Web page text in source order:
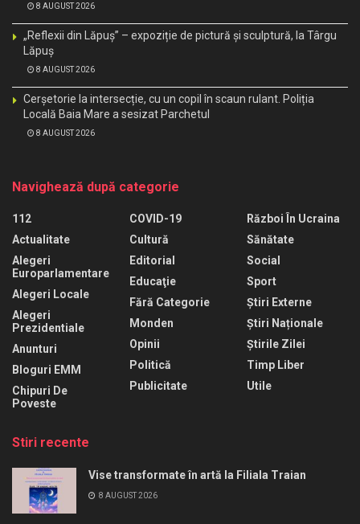
8 AUGUST 2026
„Reflexii din Lăpuș” – expoziție de pictură și sculptură, la Târgu
Lăpuș
8 AUGUST 2026
Cerșetorie la intersecție, cu un copil în scaun rulant. Poliția
Locală Baia Mare a sesizat Parchetul
8 AUGUST 2026
Navighează după categorie
112
Actualitate
Alegeri
Europarlamentare
Alegeri Locale
Alegeri
Prezidentiale
Anunturi
Bloguri EMM
Chipuri De
Poveste
COVID-19
Cultură
Editorial
Educaţie
Fără Categorie
Monden
Opinii
Politică
Publicitate
Război În Ucraina
Sănătate
Social
Sport
Știri Externe
Știri Naționale
Știrile Zilei
Timp Liber
Utile
Stiri recente
Vise transformate în artă la Filiala Traian
8 AUGUST 2026